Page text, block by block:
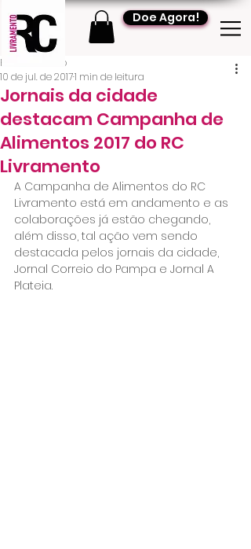
Doe Agora!
Jornais da cidade
destacam Campanha de
Alimentos 2017 do RC
Livramento
RC Livramento
10 de jul. de 20171 min de leitura
A Campanha de Alimentos do RC
Livramento está em andamento e as
colaborações já estão chegando,
além disso, tal ação vem sendo
destacada pelos jornais da cidade,
Jornal Correio do Pampa e Jornal A
Plateia.